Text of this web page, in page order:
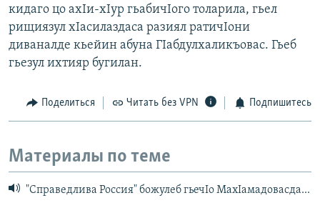
кидаго цо ахIи-хIур гьабичIого толарила, гьел
рищиязул хIасилаздаса разиял ратичIони
диваналде кьейин абуна ГIабдулхаликъовас. Гьеб
гьезул ихтияр бугилан.
Поделиться Читать без VPN Подпишитесь
Материалы по теме
"Справедлива Россия" божулеб гьечIо МахIамадовасда...